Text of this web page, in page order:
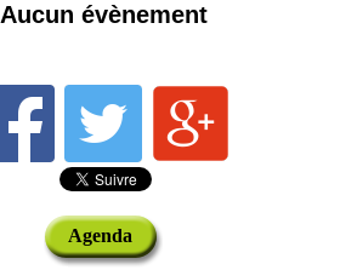
Aucun évènement
Agenda